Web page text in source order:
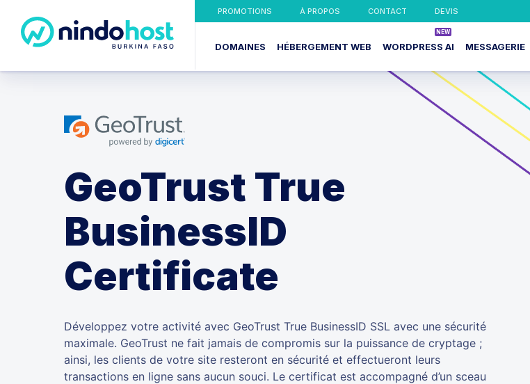
PROMOTIONS À PROPOS CONTACT DEVIS
DOMAINES HÉBERGEMENT WEB WORDPRESS AI MESSAGERIE
GeoTrust True
BusinessID
Certificate
Développez votre activité avec GeoTrust True BusinessID SSL avec une sécurité
maximale. GeoTrust ne fait jamais de compromis sur la puissance de cryptage ;
ainsi, les clients de votre site resteront en sécurité et effectueront leurs
transactions en ligne sans aucun souci. Le certificat est accompagné d’un sceau